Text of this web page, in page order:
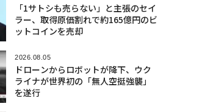
「1サトシも売らない」と主張のセイ
ラー、取得原価割れで約165億円のビ
ットコインを売却
2026.08.05
ドローンからロボットが降下、ウク
ライナが世界初の「無人空挺強襲」
を遂行